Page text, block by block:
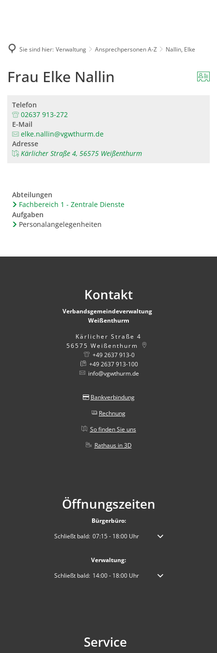
Sie sind hier: Verwaltung Ansprechpersonen A-Z Nallin, Elke
Frau Elke Nallin
Telefon
02637 913-272
E-Mail
elke.nallin@vgwthurm.de
Adresse
Kärlicher Straße 4, 56575 Weißenthurm
Abteilungen
Fachbereich 1 - Zentrale Dienste
Aufgaben
Personalangelegenheiten
Kontakt
Verbandsgemeindeverwaltung
Weißenthurm
Kärlicher Straße 4
56575 Weißenthurm
+49 2637 913-0
+49 2637 913-100
info@vgwthurm.de
Bankverbindung
Rechnung
So finden Sie uns
Rathaus in 3D
Öffnungszeiten
Bürgerbüro:
Klicken, um weitere Öffnungs- oder Schließzeiten
Schließt bald: 07:15- 18:00Uhr Von 07:15 bis 18:00 Uhr
Verwaltung:
Klicken, um weitere Öffnungs- oder Schließzeiten
Schließt bald: 14:00- 18:00Uhr Von 14:00 bis 18:00 Uhr
Service